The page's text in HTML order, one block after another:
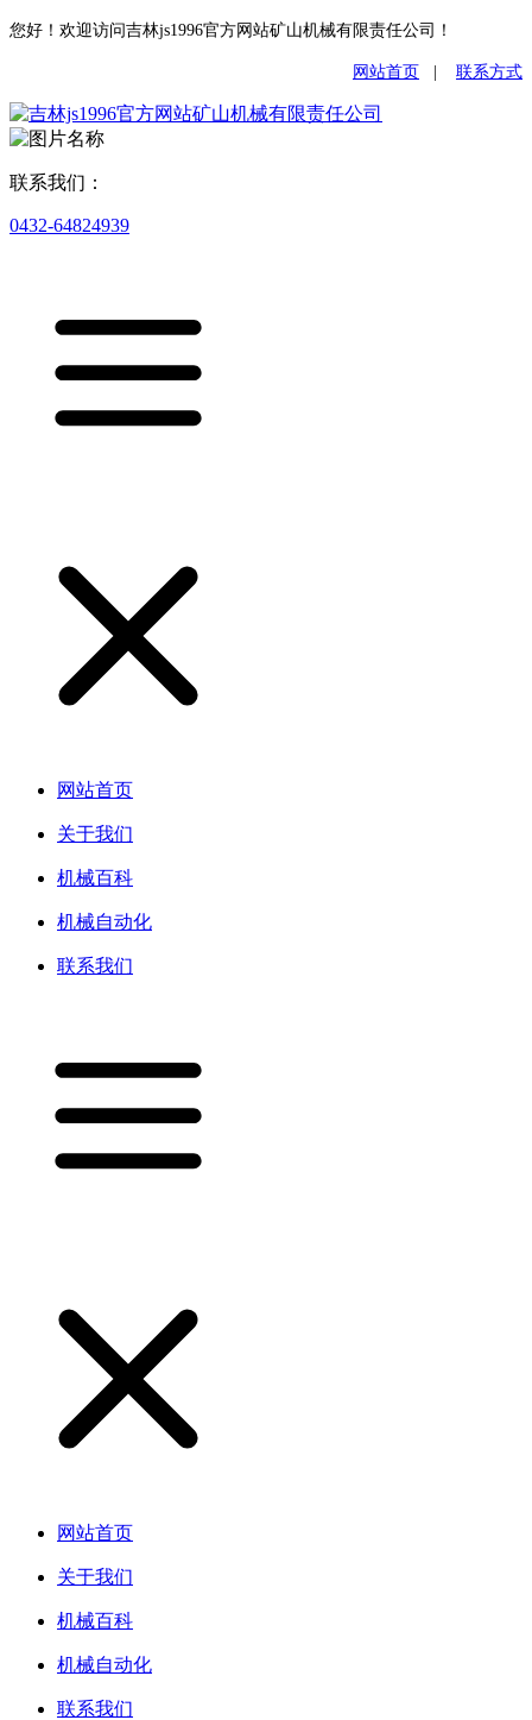
您好！欢迎访问吉林js1996官方网站矿山机械有限责任公司！
网站首页 联系方式
联系我们：
0432-64824939
网站首页
关于我们
机械百科
机械自动化
联系我们
网站首页
关于我们
机械百科
机械自动化
联系我们